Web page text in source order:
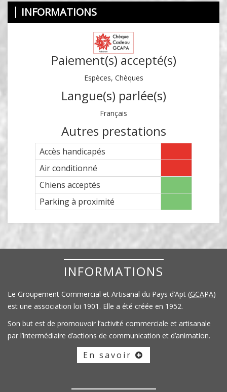
INFORMATIONS
Paiement(s) accepté(s)
Espèces, Chèques
Langue(s) parlée(s)
Français
Autres prestations
Accès handicapés
Air conditionné
Chiens acceptés
Parking à proximité
INFORMATIONS
Le Groupement Commercial et Artisanal du Pays d’Apt (GCAPA)
est une association loi 1901. Elle a été créée en 1952.
Son but est de promouvoir l’activité commerciale et artisanale
par l’intermédiaire d’actions de communication et d’animation.
En savoir